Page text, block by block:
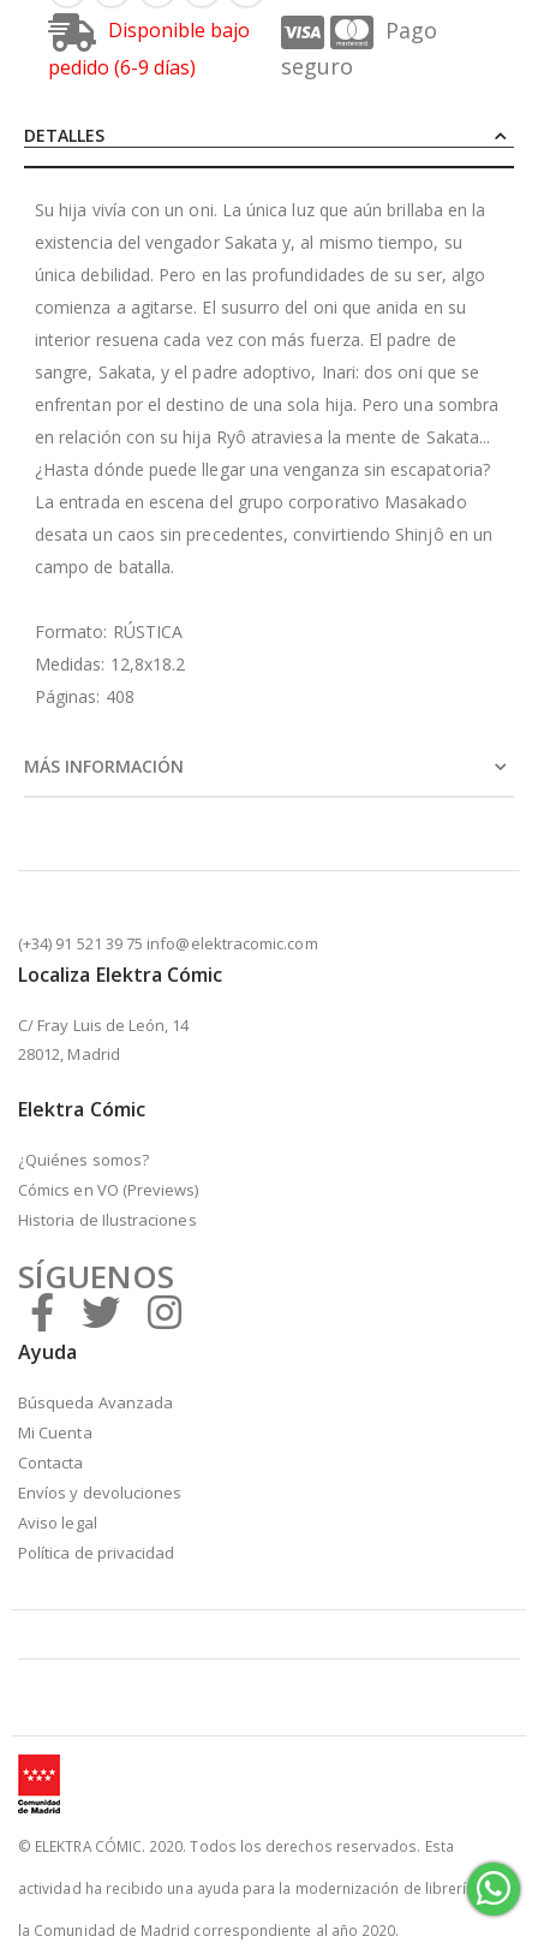
Disponible bajo
pedido (6-9 días)
Pago
seguro
DETALLES
Su hija vivía con un oni. La única luz que aún brillaba en la
existencia del vengador Sakata y, al mismo tiempo, su
única debilidad. Pero en las profundidades de su ser, algo
comienza a agitarse. El susurro del oni que anida en su
interior resuena cada vez con más fuerza. El padre de
sangre, Sakata, y el padre adoptivo, Inari: dos oni que se
enfrentan por el destino de una sola hija. Pero una sombra
en relación con su hija Ryô atraviesa la mente de Sakata...
¿Hasta dónde puede llegar una venganza sin escapatoria?
La entrada en escena del grupo corporativo Masakado
desata un caos sin precedentes, convirtiendo Shinjô en un
campo de batalla.
Formato: RÚSTICA
Medidas: 12,8x18.2
Páginas: 408
MÁS INFORMACIÓN
(+34) 91 521 39 75 info@elektracomic.com
Localiza Elektra Cómic
C/ Fray Luis de León, 14
28012, Madrid
Elektra Cómic
¿Quiénes somos?
Cómics en VO (Previews)
Historia de Ilustraciones
SÍGUENOS
Ayuda
Búsqueda Avanzada
Mi Cuenta
Contacta
Envíos y devoluciones
Aviso legal
Política de privacidad
© ELEKTRA CÓMIC. 2020. Todos los derechos reservados. Esta
actividad ha recibido una ayuda para la modernización de librerías de
la Comunidad de Madrid correspondiente al año 2020.